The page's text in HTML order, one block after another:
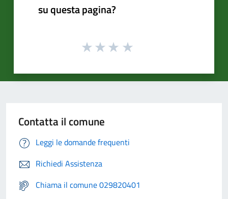
su questa pagina?
Contatta il comune
Leggi le domande frequenti
Richiedi Assistenza
Chiama il comune 029820401